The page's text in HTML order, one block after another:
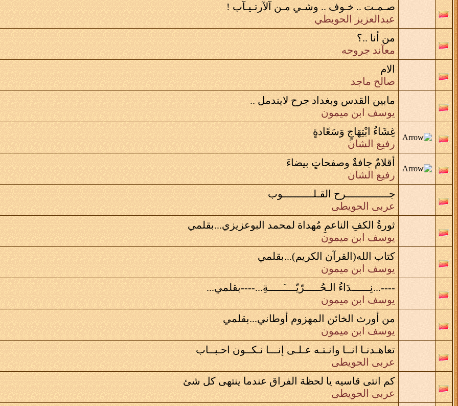
صـمـت .. خـوف .. وشـي مـن آلآرتـيـآب !
عبدالعزيز الحويطي
من أنا ..؟
معآند جروحه
الام
صالح ماجد
مابين القدس وبغداد جرح لايندمل ..
يوسف ابن ميمون
غِشَاءُ ابْتِهَاجٍ وَسَعًادةٍ
رفيع الشان
أقلامٌ جافةٌ وصفحاتٍ بيضاءَ
رفيع الشان
جــــــــــــــرح القـلــــــــــوب
عربى الحويطى
ثورةُ الكفِ الناعمِ مُهداة لمحمد البوعزيزي...بقلمي
يوسف ابن ميمون
كتاب الله(القرآن الكريم)...بقلمي
يوسف ابن ميمون
----...نِــــــدَاءُ الـحُـــــرّيّــــَـــــةِ...----بقلمي...
يوسف ابن ميمون
من أورث الخائن المهزوم أوطاني...بقلمي
يوسف ابن ميمون
تعاهـدنـا انــا وانـتـه عـلـى إنـــا نـكــون احـبــاب
عربى الحويطى
كم انتى قاسيه يا لحظة الفراق عندما ينتهى كل شئ
عربى الحويطى